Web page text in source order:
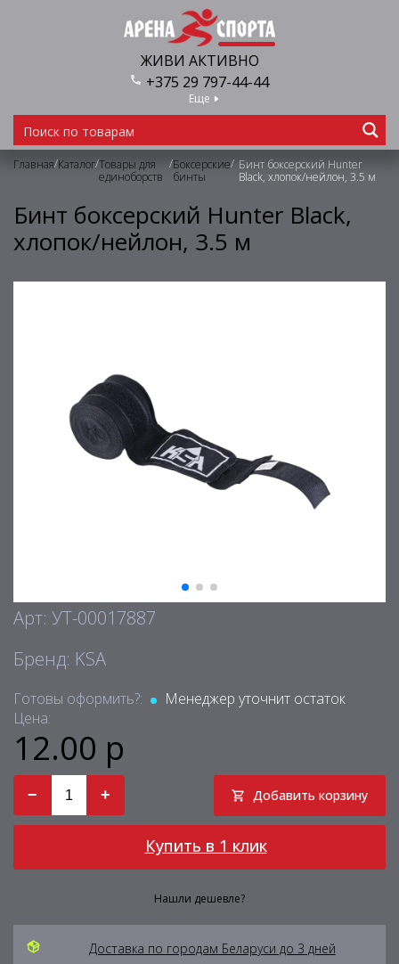
ЖИВИ АКТИВНО
+375 29 797-44-44
Еще
Главная/Каталог/Товары для
единоборств
/Боксерские
бинты
/ Бинт боксерский Hunter
Black, хлопок/нейлон, 3.5 м
Бинт боксерский Hunter Black,
хлопок/нейлон, 3.5 м
Арт: УТ-00017887
Бренд: KSA
Готовы оформить?:
Менеджер уточнит остаток
Цена:
12.00 р
− + Добавить корзину
Купить в 1 клик
Нашли дешевле?
Доставка по городам Беларуси до 3 дней